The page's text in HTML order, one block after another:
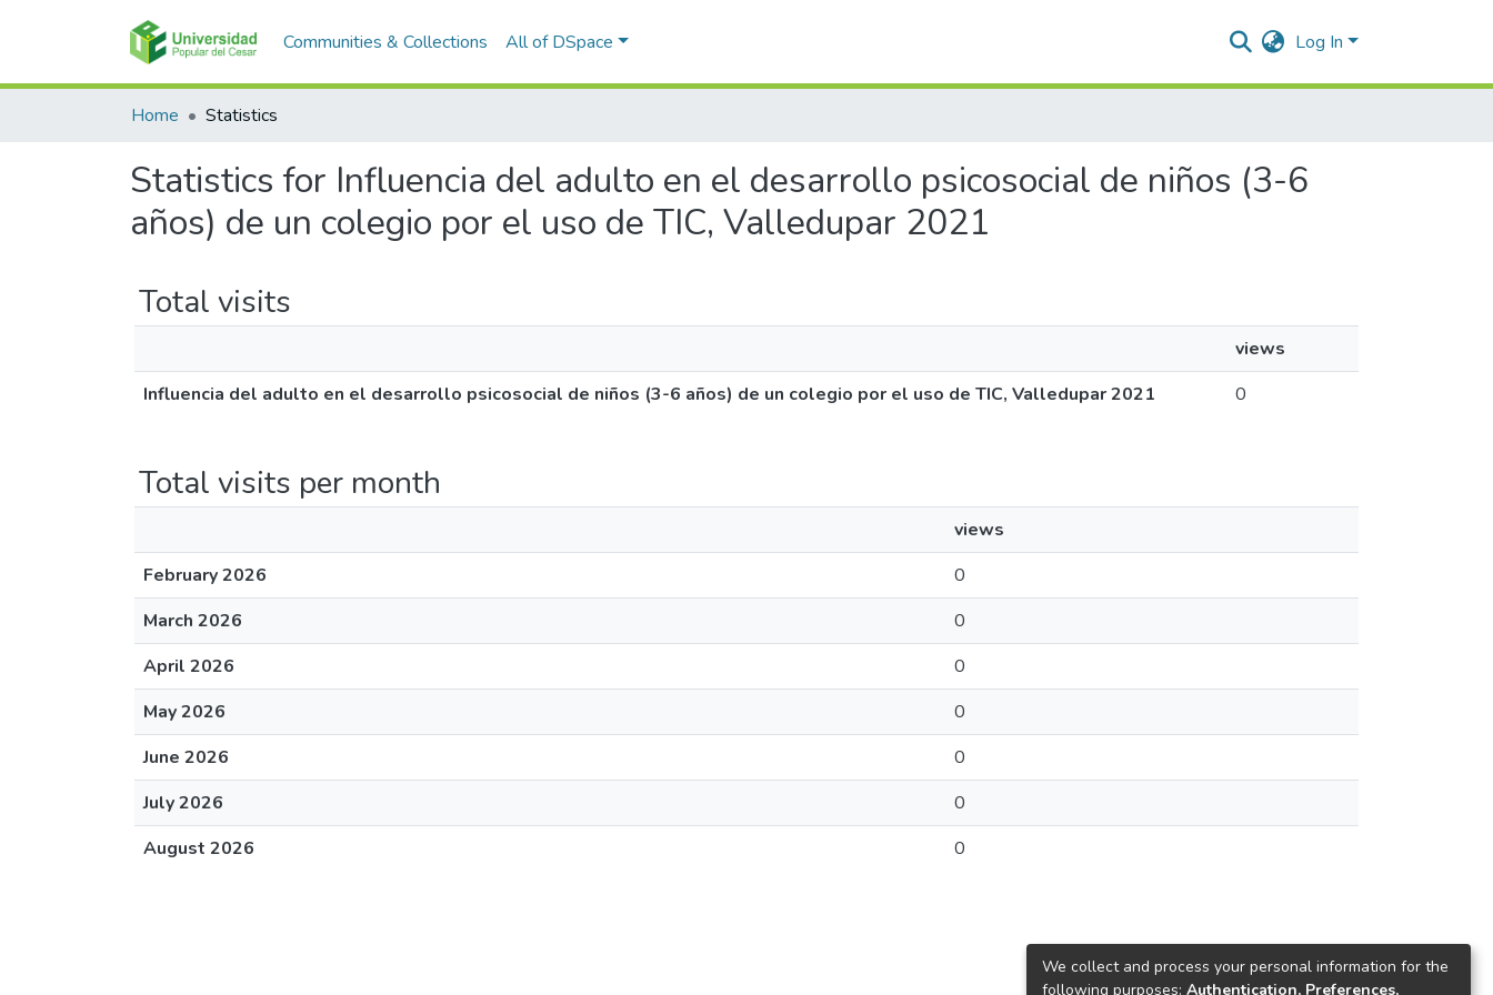
Communities & Collections All of DSpace Log In
Home Statistics
Statistics for Influencia del adulto en el desarrollo psicosocial de niños (3-6
años) de un colegio por el uso de TIC, Valledupar 2021
Total visits
views
Influencia del adulto en el desarrollo psicosocial de niños (3-6 años) de un colegio por el uso de TIC, Valledupar 2021
0
Total visits per month
views
February 2026
0
March 2026
0
April 2026
0
May 2026
0
June 2026
0
July 2026
0
August 2026
0
We collect and process your personal information for the
following purposes: Authentication, Preferences,